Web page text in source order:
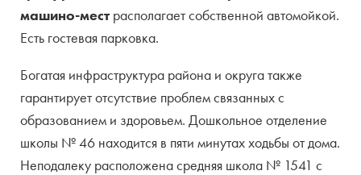
машино-мест располагает собственной автомойкой.
Есть гостевая парковка.
Богатая инфраструктура района и округа также
гарантирует отсутствие проблем связанных с
образованием и здоровьем. Дошкольное отделение
школы № 46 находится в пяти минутах ходьбы от дома.
Неподалеку расположена средняя школа № 1541 с